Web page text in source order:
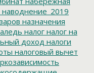
наводнение_2019
назначения
налог налог на
доход налоги
налоговый вычет